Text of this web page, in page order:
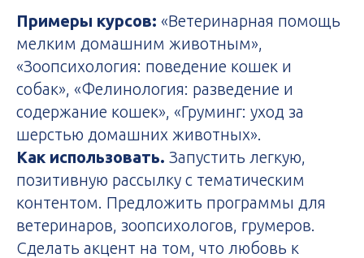
Примеры курсов: «Ветеринарная помощь
мелким домашним животным»,
«Зоопсихология: поведение кошек и
собак», «Фелинология: разведение и
содержание кошек», «Груминг: уход за
шерстью домашних животных».
Как использовать. Запустить легкую,
позитивную рассылку с тематическим
контентом. Предложить программы для
ветеринаров, зоопсихологов, грумеров.
Сделать акцент на том, что любовь к